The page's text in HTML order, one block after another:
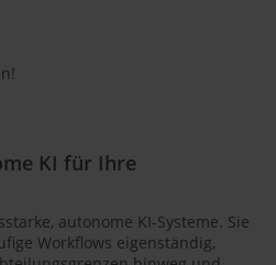
KI für Ihre
autonome KI-Systeme. Sie
Workflows eigenständig,